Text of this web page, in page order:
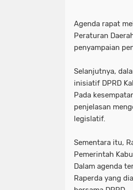
Agenda rapat
Peraturan
penyampaian
Selanjutnya,
inisiatif DPRD
Pada
penjelasan
legislatif.
Sementara itu,
Pemerintah
Dalam agenda
Raperda yang